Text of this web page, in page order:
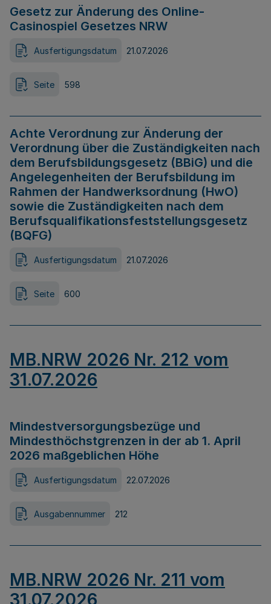
Gesetz zur Änderung des Online-
Casinospiel Gesetzes NRW
Ausfertigungsdatum 21.07.2026
Seite 598
Achte Verordnung zur Änderung der
Verordnung über die Zuständigkeiten nach
dem Berufsbildungsgesetz (BBiG) und die
Angelegenheiten der Berufsbildung im
Rahmen der Handwerksordnung (HwO)
sowie die Zuständigkeiten nach dem
Berufsqualifikationsfeststellungsgesetz
(BQFG)
Ausfertigungsdatum 21.07.2026
Seite 600
MB.NRW 2026 Nr. 212 vom
31.07.2026
Mindestversorgungsbezüge und
Mindesthöchstgrenzen in der ab 1. April
2026 maßgeblichen Höhe
Ausfertigungsdatum 22.07.2026
Ausgabennummer 212
MB.NRW 2026 Nr. 211 vom
31.07.2026